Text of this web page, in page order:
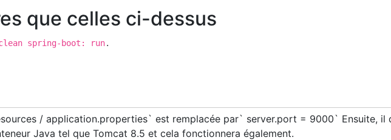
que celles ci-dessus
spring-boot: run.
/ application.properties` est remplacée par` server.port = 9000` Ensuite, il
Java tel que Tomcat 8.5 et cela fonctionnera également.